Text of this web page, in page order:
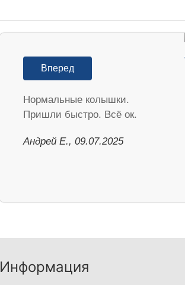
Вперед
Нормальные колышки.
Пришли быстро. Всё ок.
Андрей Е., 09.07.2025
Информация